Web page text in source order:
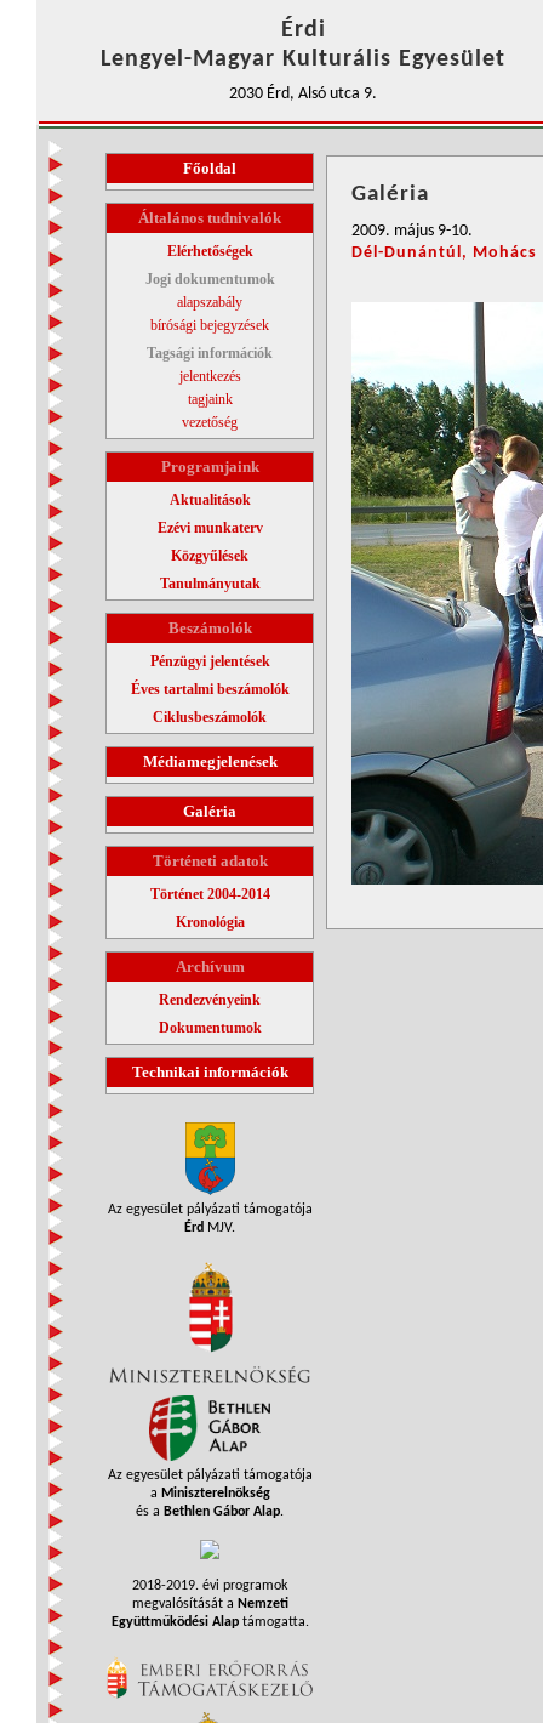
Érdi
Lengyel-Magyar Kulturális Egyesület
2030 Érd, Alsó utca 9.
Főoldal
Általános tudnivalók
Elérhetőségek
Jogi dokumentumok
alapszabály
bírósági bejegyzések
Tagsági információk
jelentkezés
tagjaink
vezetőség
Programjaink
Aktualitások
Ezévi munkaterv
Közgyűlések
Tanulmányutak
Beszámolók
Pénzügyi jelentések
Éves tartalmi beszámolók
Ciklusbeszámolók
Médiamegjelenések
Galéria
Történeti adatok
Történet 2004-2014
Kronológia
Archívum
Rendezvényeink
Dokumentumok
Technikai információk
Az egyesület pályázati támogatója
Érd MJV.
Az egyesület pályázati támogatója
a Miniszterelnökség
és a Bethlen Gábor Alap.
2018-2019. évi programok
megvalósítását a Nemzeti
Együttműködési Alaptámogatta.
Galéria
2009. május 9-10.
Dél-Dunántúl, Mohács